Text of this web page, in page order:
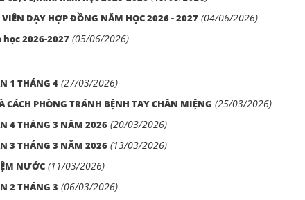
DẠY HỢP ĐỒNG NĂM HỌC 2026 - 2027 (04/06/2026)
2026-2027 (05/06/2026)
1 THÁNG 4 (27/03/2026)
PHÒNG TRÁNH BỆNH TAY CHÂN MIỆNG (25/03/2026)
4 THÁNG 3 NĂM 2026 (20/03/2026)
3 THÁNG 3 NĂM 2026 (13/03/2026)
NƯỚC (11/03/2026)
2 THÁNG 3 (06/03/2026)